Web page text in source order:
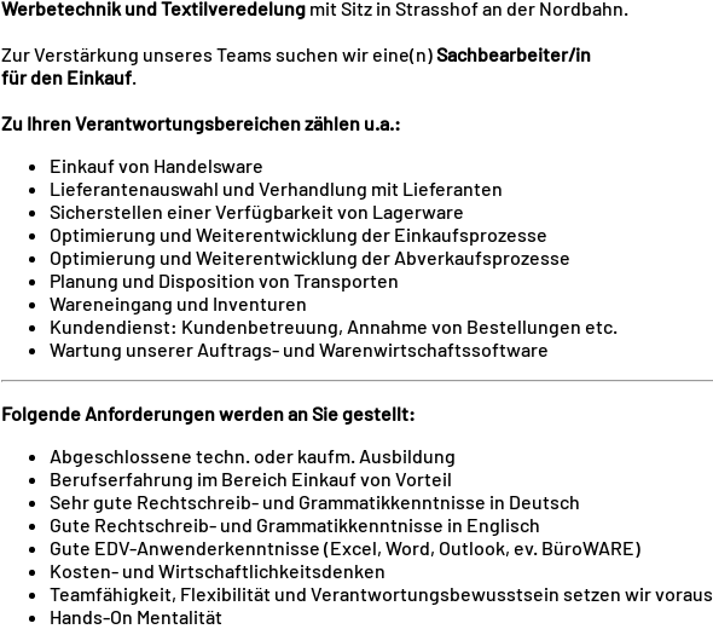
Werbetechnik und Textilveredelungmit Sitz in Strasshof an der Nordbahn.
Zur Verstärkung unseres Teams suchen wir eine(n)Sachbearbeiter/in
für den Einkauf.
Zu Ihren Verantwortungsbereichen zählen u.a.:
Einkauf von Handelsware
Lieferantenauswahl und Verhandlung mit Lieferanten
Sicherstellen einer Verfügbarkeit von Lagerware
Optimierung und Weiterentwicklung der Einkaufsprozesse
Optimierung und Weiterentwicklung der Abverkaufsprozesse
Planung und Disposition von Transporten
Wareneingang und Inventuren
Kundendienst: Kundenbetreuung, Annahme von Bestellungen etc.
Wartung unserer Auftrags- und Warenwirtschaftssoftware
Folgende Anforderungen werden an Sie gestellt:
Abgeschlossene techn. oder kaufm. Ausbildung
Berufserfahrung im Bereich Einkauf von Vorteil
Sehr gute Rechtschreib- und Grammatikkenntnisse in Deutsch
Gute Rechtschreib- und Grammatikkenntnisse in Englisch
Gute EDV-Anwenderkenntnisse (Excel, Word, Outlook, ev. BüroWARE)
Kosten- und Wirtschaftlichkeitsdenken
Teamfähigkeit, Flexibilität und Verantwortungsbewusstsein setzen wir voraus
Hands-On Mentalität